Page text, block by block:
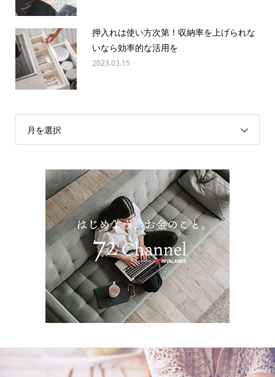
押入れは使い方次第！収納率を上げられな
いなら効率的な活用を
2023.03.15
月を選択